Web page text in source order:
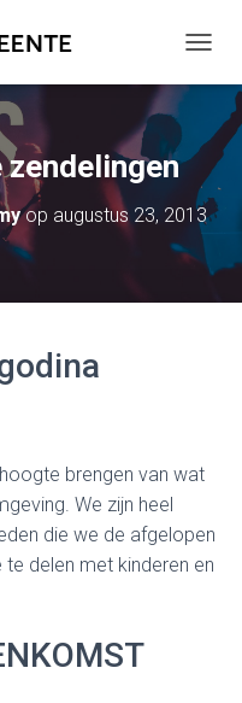
O
L
N
A
V
zendelingen
op augustus 23, 2013
brengen van wat
We zijn heel
die we de afgelopen
delen met kinderen en